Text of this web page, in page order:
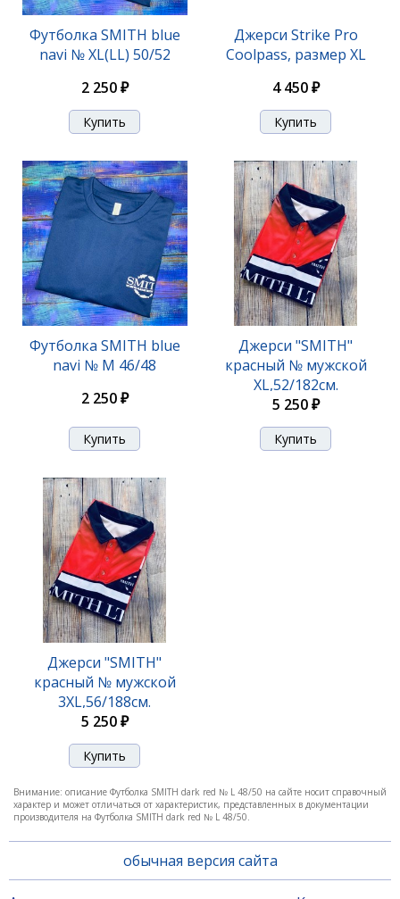
Футболка SMITH blue
navi № XL(LL) 50/52
2 250 ₽
Джерси Strike Pro
Coolpass, размер XL
4 450 ₽
Футболка SMITH blue
navi № M 46/48
2 250 ₽
Джерси "SMITH"
красный № мужской
XL,52/182см.
5 250 ₽
Джерси "SMITH"
красный № мужской
3XL,56/188см.
5 250 ₽
Внимание: описание Футболка SMITH dark red № L 48/50 на сайте носит справочный
характер и может отличаться от характеристик, представленных в документации
производителя на Футболка SMITH dark red № L 48/50.
обычная версия сайта